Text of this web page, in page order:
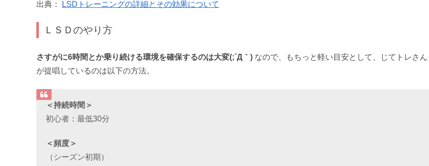
出典： LSDトレーニングの詳細とその効果について
ＬＳＤのやり方
さすがに6時間とか乗り続ける環境を確保するのは大変(;´Д｀) なので、もちっと軽い目安として、じてトレさん
が提唱しているのは以下の方法。
＜持続時間＞
初心者：最低30分
＜頻度＞
（シーズン初期）